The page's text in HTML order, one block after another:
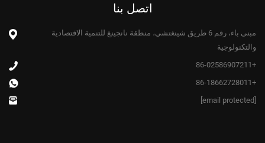
اتصل بنا
مبنى باء، رقم 6 طريق شينغتشي، منطقة نانجينغ للتنمية الاقتصادية
والتكنولوجية
+86-02586907211
+86-18662728011